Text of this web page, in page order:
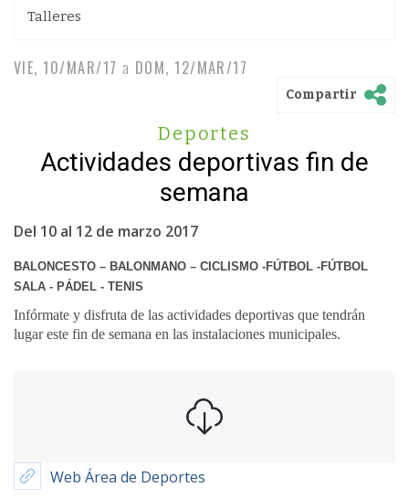
Talleres
VIE, 10/MAR/17 a DOM, 12/MAR/17
Compartir
Deportes
Actividades deportivas fin de
semana
Del 10 al 12 de marzo 2017
BALONCESTO – BALONMANO – CICLISMO -FÚTBOL -FÚTBOL
SALA - PÁDEL - TENIS
Infórmate y disfruta de las actividades deportivas que tendrán
lugar este fin de semana en las instalaciones municipales.
Web Área de Deportes